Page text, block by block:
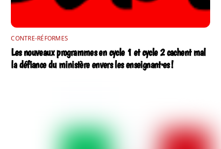
CONTRE-RÉFORMES
Les nouveaux programmes en cycle 1 et cycle 2 cachent mal
la défiance du ministère envers les enseignant·es !